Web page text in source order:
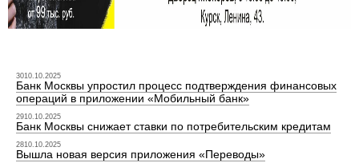
3010.10.2025
Банк Москвы упростил процесс подтверждения финансовых
операций в приложении «Мобильный банк»
2910.10.2025
Банк Москвы снижает ставки по потребительским кредитам
2810.10.2025
Вышла новая версия приложения «Переводы»